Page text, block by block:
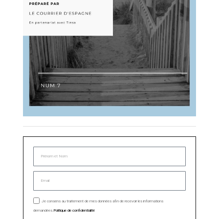
Je consens au traitement de mes données afin de recevoir les informations
demandées. Politique de confidentialité